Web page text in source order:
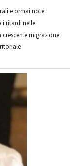
e ormai note:
i ritardi nelle
migrazione